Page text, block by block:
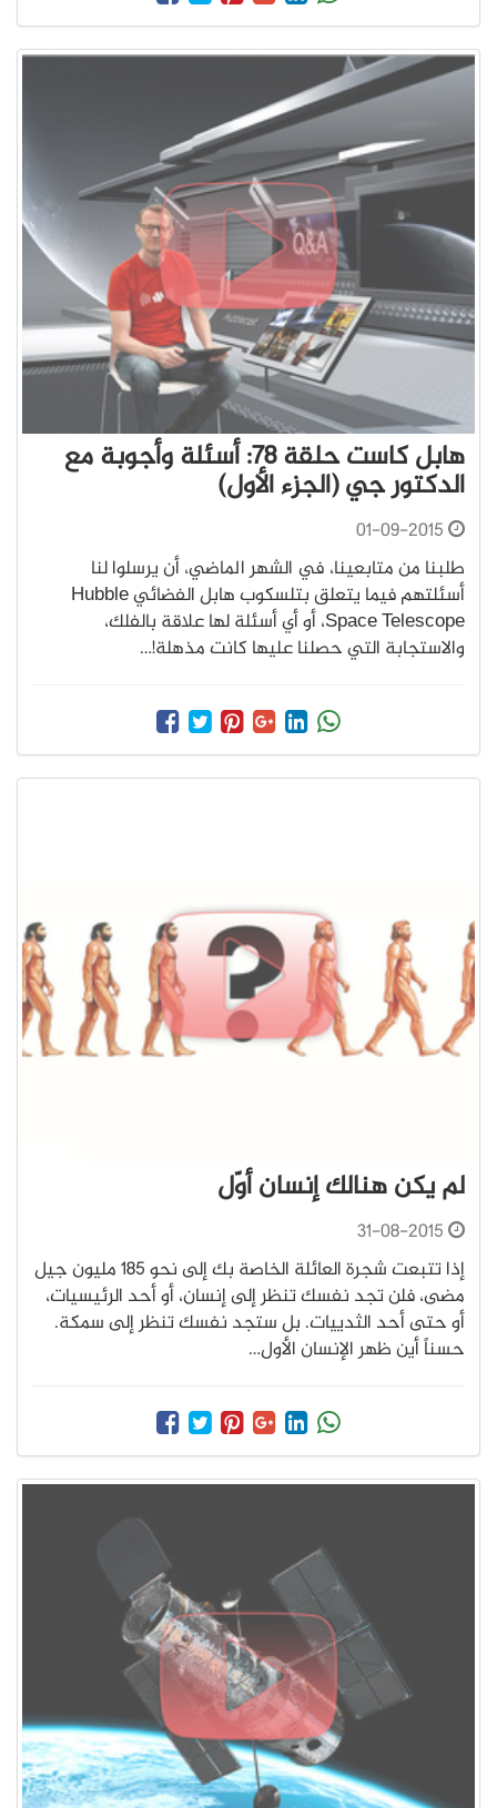
هابل كاست حلقة 78: أسئلة وأجوبة مع
الدكتور جي (الجزء الأول)
01-09-2015
طلبنا من متابعينا، في الشهر الماضي، أن يرسلوا لنا
أسئلتهم فيما يتعلق بتلسكوب هابل الفضائي Hubble
Space Telescope، أو أي أسئلة لها علاقة بالفلك،
والاستجابة التي حصلنا عليها كانت مذهلة!…
لم يكن هنالك إنسان أوّل
31-08-2015
إذا تتبعت شجرة العائلة الخاصة بك إلى نحو 185 مليون جيل
مضى، فلن تجد نفسك تنظر إلى إنسان، أو أحد الرئيسيات،
أو حتى أحد الثدييات. بل ستجد نفسك تنظر إلى سمكة.
حسناً أين ظهر الإنسان الأول…